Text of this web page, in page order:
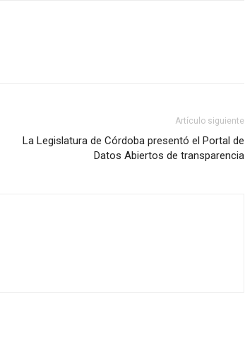
Artículo siguiente
La Legislatura de Córdoba presentó el Portal de
Datos Abiertos de transparencia